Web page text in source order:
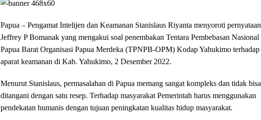
Papua – Pengamat Intelijen dan Keamanan Stanislaus Riyanta menyoroti pernyataan
Jeffrey P Bomanak yang mengakui soal penembakan Tentara Pembebasan Nasional
Papua Barat Organisasi Papua Merdeka (TPNPB-OPM) Kodap Yahukimo terhadap
aparat keamanan di Kab. Yahukimo, 2 Desember 2022.
Menurut Stanislaus, permasalahan di Papua memang sangat kompleks dan tidak bisa
ditangani dengan satu resep. Terhadap masyarakat Pemerintah harus menggunakan
pendekatan humanis dengan tujuan peningkatan kualitas hidup masyarakat.